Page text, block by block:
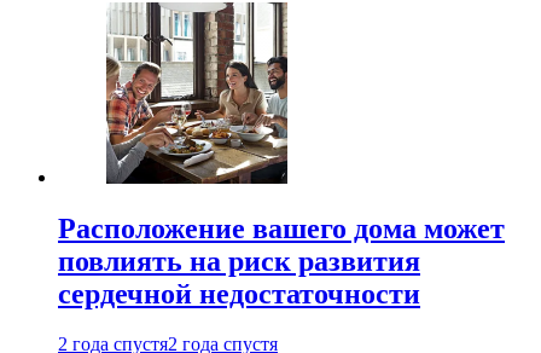
Расположение вашего дома может
повлиять на риск развития
сердечной недостаточности
2 года спустя2 года спустя